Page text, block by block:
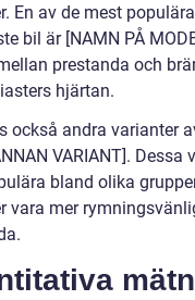
En av de mest
bil är [NAMN PÅ
prestanda och
hjärtan.
också andra varianter
VARIANT].
bland olika
vara mer